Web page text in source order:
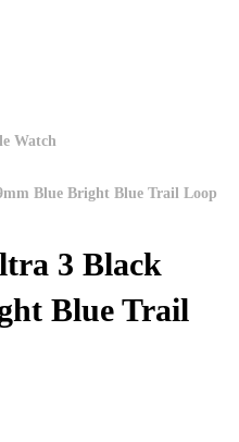
Watch
Blue Bright Blue Trail Loop
3 Black
Blue Trail